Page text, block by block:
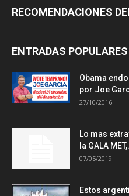
RECOMENDACIONES
ENTRADAS POPULARES
Obama
por Joe
27/10/2016
Lo mas
la GALA
07/05/2019
Estos